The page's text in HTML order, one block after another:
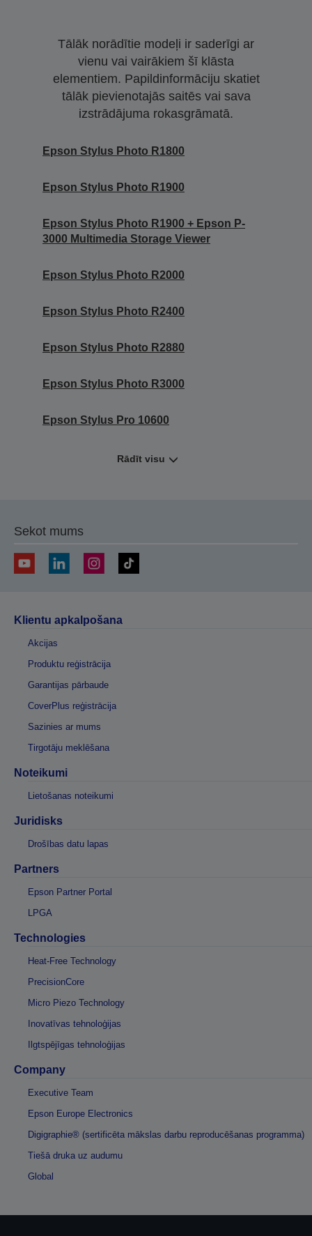
Tālāk norādītie modeļi ir saderīgi ar
vienu vai vairākiem šī klāsta
elementiem. Papildinformāciju skatiet
tālāk pievienotajās saitēs vai sava
izstrādājuma rokasgrāmatā.
Epson Stylus Photo R1800
Epson Stylus Photo R1900
Epson Stylus Photo R1900 + Epson P-
3000 Multimedia Storage Viewer
Epson Stylus Photo R2000
Epson Stylus Photo R2400
Epson Stylus Photo R2880
Epson Stylus Photo R3000
Epson Stylus Pro 10600
Rādīt visu
Sekot mums
Klientu apkalpošana
Akcijas
Produktu reģistrācija
Garantijas pārbaude
CoverPlus reģistrācija
Sazinies ar mums
Tirgotāju meklēšana
Noteikumi
Lietošanas noteikumi
Juridisks
Drošības datu lapas
Partners
Epson Partner Portal
LPGA
Technologies
Heat-Free Technology
PrecisionCore
Micro Piezo Technology
Inovatīvas tehnoloģijas
Ilgtspējīgas tehnoloģijas
Company
Executive Team
Epson Europe Electronics
Digigraphie® (sertificēta mākslas darbu reproducēšanas programma)
Tiešā druka uz audumu
Global